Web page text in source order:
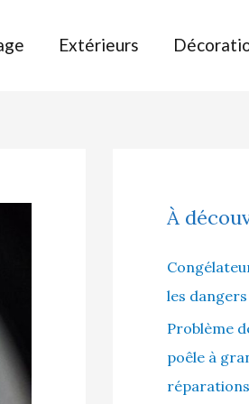
Extérieurs
À
les
Problème
poêle à
réparations